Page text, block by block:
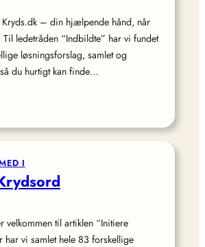
Kryds.dk – din hjælpende hånd, når
ledetråden “Indbildte” har vi fundet
løsningsforslag, samlet og
du hurtigt kan finde…
I
velkommen til artiklen “Initiere
har vi samlet hele 83 forskellige